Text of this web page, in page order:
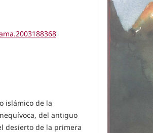
islámico de la
del antiguo
desierto de la primera